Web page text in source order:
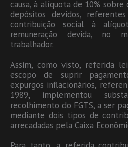
causa, à alíquota de 10%
depósitos devidos,
contribuição social à
remuneração devida, no
trabalhador.
Assim, como visto, referida
escopo de suprir
expurgos inflacionários,
1989, implementou
recolhimento do FGTS, a ser
mediante dois tipos de
arrecadadas pela Caixa